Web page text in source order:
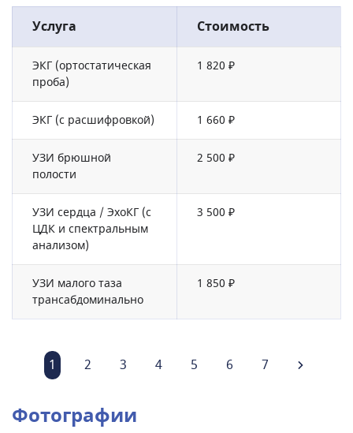
Услуга Стоимость
ЭКГ (ортостатическая
проба)
1 820 ₽
ЭКГ (с расшифровкой) 1 660 ₽
УЗИ брюшной
полости
2 500 ₽
УЗИ сердца / ЭхоКГ (с
ЦДК и спектральным
анализом)
3 500 ₽
УЗИ малого таза
трансабдоминально
1 850 ₽
1 2 3 4 5 6 7
Фотографии